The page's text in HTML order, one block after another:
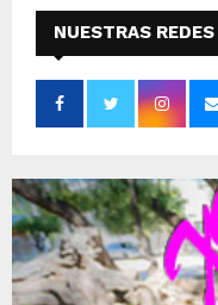
NUESTRAS